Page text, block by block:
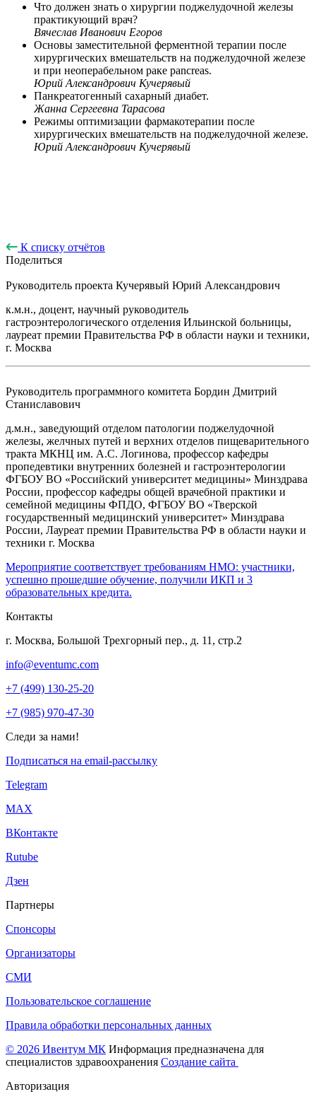
Что должен знать о хирургии поджелудочной железы
практикующий врач?
Вячеслав Иванович Егоров
Основы заместительной ферментной терапии после
хирургических вмешательств на поджелудочной железе
и при неоперабельном раке pancreas.
Юрий Александрович Кучерявый
Панкреатогенный сахарный диабет.
Жанна Сергеевна Тарасова
Режимы оптимизации фармакотерапии после
хирургических вмешательств на поджелудочной железе.
Юрий Александрович Кучерявый
К списку отчётов
Поделиться
Руководитель проекта Кучерявый Юрий Александрович
к.м.н., доцент, научный руководитель
гастроэнтерологического отделения Ильинской больницы,
лауреат премии Правительства РФ в области науки и техники,
г. Москва
Руководитель программного комитета Бордин Дмитрий
Станиславович
д.м.н., заведующий отделом патологии поджелудочной
железы, желчных путей и верхних отделов пищеварительного
тракта МКНЦ им. А.С. Логинова, профессор кафедры
пропедевтики внутренних болезней и гастроэнтерологии
ФГБОУ ВО «Российский университет медицины» Минздрава
России, профессор кафедры общей врачебной практики и
семейной медицины ФПДО, ФГБОУ ВО «Тверской
государственный медицинский университет» Минздрава
России, Лауреат премии Правительства РФ в области науки и
техники г. Москва
Мероприятие соответствует требованиям НМО: участники,
успешно прошедшие обучение, получили ИКП и 3
образовательных кредита.
Контакты
г. Москва, Большой Трехгорный пер., д. 11, стр.2
info@eventumc.com
+7 (499) 130-25-20
+7 (985) 970-47-30
Следи за нами!
Подписаться на email-рассылку
Telegram
МАХ
ВКонтакте
Rutube
Дзен
Партнеры
Спонсоры
Организаторы
СМИ
Пользовательское соглашение
Правила обработки персональных данных
© 2026 Ивентум МК Информация предназначена для
специалистов здравоохранения Создание сайта
Авторизация